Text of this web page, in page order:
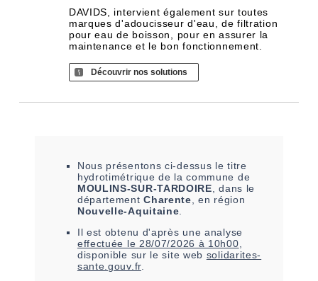
DAVIDS, intervient également sur toutes
marques d'adoucisseur d'eau, de filtration
pour eau de boisson, pour en assurer la
maintenance et le bon fonctionnement.
Découvrir nos solutions
Nous présentons ci-dessus le titre
hydrotimétrique de la commune de
MOULINS-SUR-TARDOIRE , dans le
départementCharente , en région
Nouvelle-Aquitaine
Il est obtenu d'après une analyse
effectuée le 28/07/2026 à 10h00
disponible sur le site web solidarites-
sante.gouv.fr.